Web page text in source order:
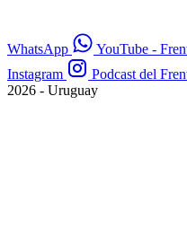
WhatsApp YouTube -
Instagram
Podcast del
2026 - Uruguay